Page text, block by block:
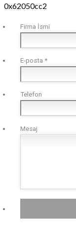
0x62050cc2
Firma İsmi
E-posta *
Telefon
Mesaj